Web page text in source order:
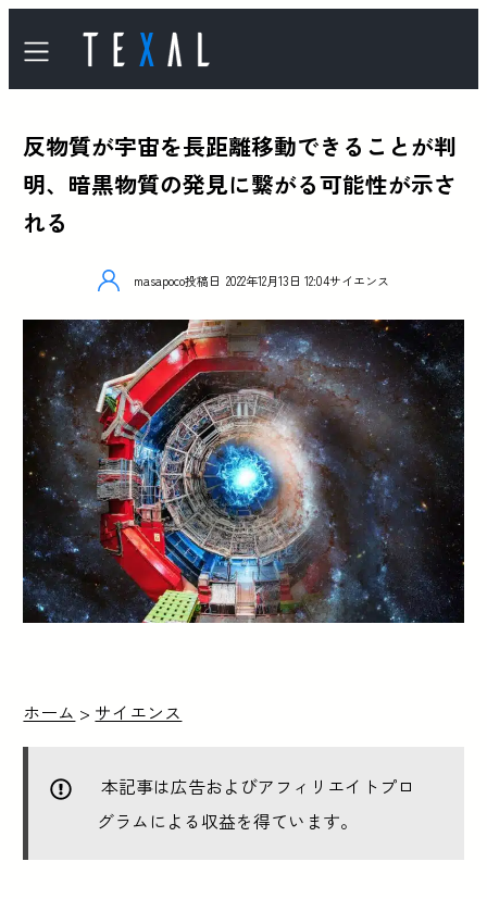
反物質が宇宙を長距離移動できることが判
明、暗黒物質の発見に繋がる可能性が示さ
れる
masapoco投稿日 2022年12月13日 12:04サイエンス
ホーム > サイエンス
本記事は広告およびアフィリエイトプロ
グラムによる収益を得ています。